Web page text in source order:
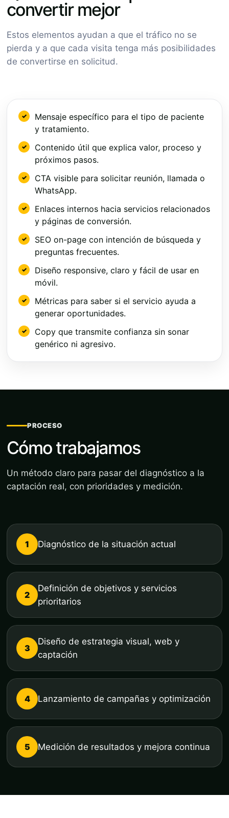
convertir mejor
Estos elementos ayudan a que el tráfico no se
pierda y a que cada visita tenga más posibilidades
de convertirse en solicitud.
Mensaje específico para el tipo de paciente
y tratamiento.
Contenido útil que explica valor, proceso y
próximos pasos.
CTA visible para solicitar reunión, llamada o
WhatsApp.
Enlaces internos hacia servicios relacionados
y páginas de conversión.
SEO on-page con intención de búsqueda y
preguntas frecuentes.
Diseño responsive, claro y fácil de usar en
móvil.
Métricas para saber si el servicio ayuda a
generar oportunidades.
Copy que transmite confianza sin sonar
genérico ni agresivo.
PROCESO
Cómo trabajamos
Un método claro para pasar del diagnóstico a la
captación real, con prioridades y medición.
1 Diagnóstico de la situación actual
2
Definición de objetivos y servicios
prioritarios
3
Diseño de estrategia visual, web y
captación
4 Lanzamiento de campañas y optimización
5 Medición de resultados y mejora continua